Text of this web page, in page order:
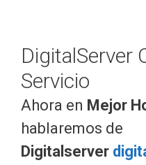
DigitalServer
Servicio
Ahora en Mejor
hablaremos de
Digitalserver